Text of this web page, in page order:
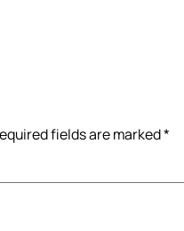
fields are marked*